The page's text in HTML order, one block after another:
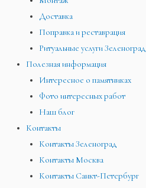
Доставка
Поправка и реставрация
Ритуальные услуги Зеленоград
Полезная информация
Интересное о памятниках
Фото интересных работ
Наш блог
Контакты
Контакты Зеленоград
Контакты Москва
Контакты Санкт-Петербург